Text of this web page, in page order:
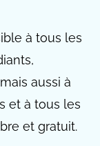
à tous les
aussi à
et à tous les
et gratuit.